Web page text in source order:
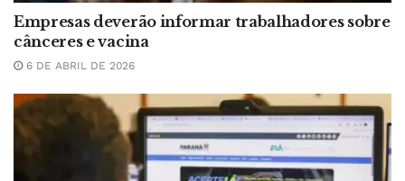
Empresas deverão informar trabalhadores sobre
cânceres e vacina
6 DE ABRIL DE 2026